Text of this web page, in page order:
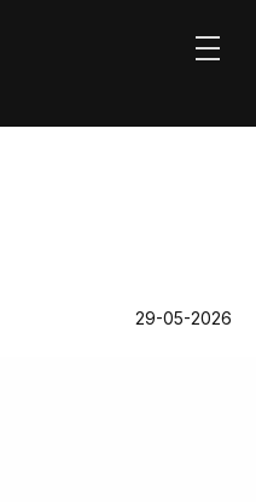
29-05-2026